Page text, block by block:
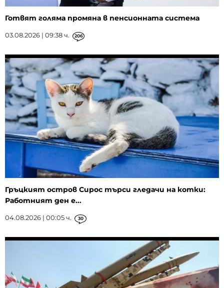
Готвят голяма промяна в пенсионната система
03.08.2026 | 09:38 ч. 206
Гръцкият остров Сирос търси гледачи на котки:
Работният ден е...
04.08.2026 | 00:05 ч. 30